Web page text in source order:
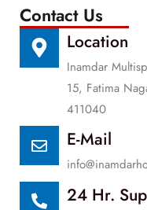
Contact Us
Location
Inamdar
15, Fatima
411040
E-Mail
24 Hr.